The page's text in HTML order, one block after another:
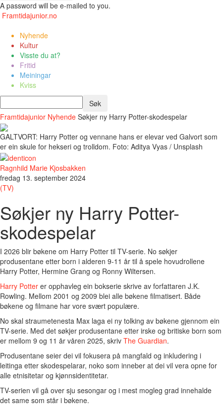
A password will be e-mailed to you.
Framtidajunior.no
Nyhende
Kultur
Visste du at?
Fritid
Meiningar
Kviss
Framtidajunior Nyhende Søkjer ny Harry Potter-skodespelar
GALTVORT: Harry Potter og vennane hans er elevar ved Galvort som
er ein skule for hekseri og trolldom. Foto: Aditya Vyas / Unsplash
Ragnhild Marie Kjosbakken
fredag 13. september 2024
(TV)
Søkjer ny Harry Potter-
skodespelar
I 2026 blir bøkene om Harry Potter til TV-serie. No søkjer
produsentane etter born i alderen 9-11 år til å spele hovudrollene
Harry Potter, Hermine Grang og Ronny Wiltersen.
Harry Potter er opphavleg ein bokserie skrive av forfattaren J.K.
Rowling. Mellom 2001 og 2009 blei alle bøkene filmatisert. Både
bøkene og filmane har vore svært populære.
No skal straumetenesta Max laga ei ny tolking av bøkene gjennom ein
TV-serie. Med det søkjer produsentane etter irske og britiske born som
er mellom 9 og 11 år våren 2025, skriv The Guardian.
Produsentane seier dei vil fokusera på mangfald og inkludering i
leitinga etter skodespelarar, noko som inneber at dei vil vera opne for
alle etnisitetar og kjønnsidentitetar.
TV-serien vil gå over sju sesongar og i mest mogleg grad innehalde
det same som står i bøkene.